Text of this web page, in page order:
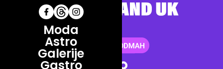
Moda
Astro
Galerije
Gastro